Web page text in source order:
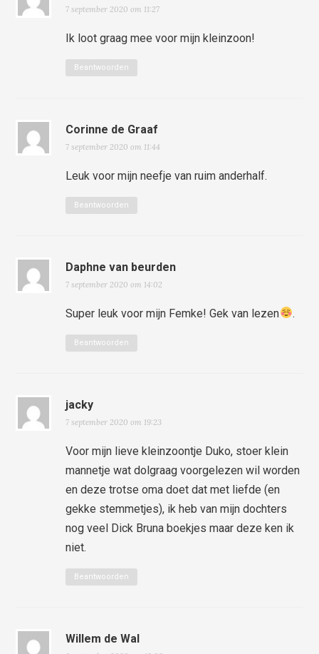
7 september 2020 om 11:27
Ik loot graag mee voor mijn kleinzoon!
Beantwoorden
Corinne de Graaf
7 september 2020 om 11:44
Leuk voor mijn neefje van ruim anderhalf.
Beantwoorden
Daphne van beurden
7 september 2020 om 14:02
Super leuk voor mijn Femke! Gek van lezen .
Beantwoorden
jacky
7 september 2020 om 19:23
Voor mijn lieve kleinzoontje Duko, stoer klein
mannetje wat dolgraag voorgelezen wil worden
en deze trotse oma doet dat met liefde (en
gekke stemmetjes), ik heb van mijn dochters
nog veel Dick Bruna boekjes maar deze ken ik
niet.
Beantwoorden
Willem de Wal